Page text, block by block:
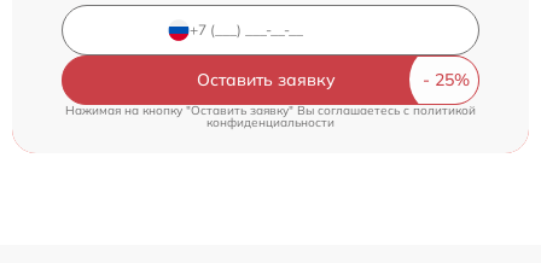
Оставить заявку
Нажимая на кнопку "Оставить заявку" Вы соглашаетесь cполитикой
конфиденциальности